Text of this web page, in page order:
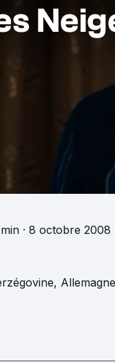
· 8 octobre 2008
, Allemagne